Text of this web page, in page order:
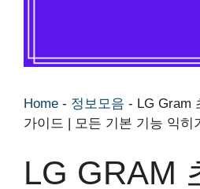
Home - 정보모음 - LG Gram
가이드 | 모든 기본 기능 익히
LG GRAM